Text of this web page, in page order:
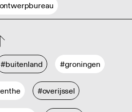
#buitenland #groningen
#overijssel